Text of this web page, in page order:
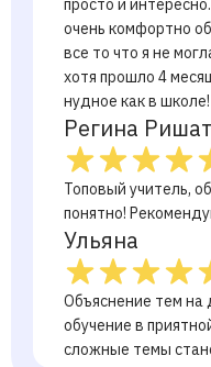
просто и
очень комфортно
все то что я не
хотя прошло 4
нудное как в
Регина
Топовый учитель,
понятно!
Ульяна
Объяснение тем на
обучение в
сложные темы